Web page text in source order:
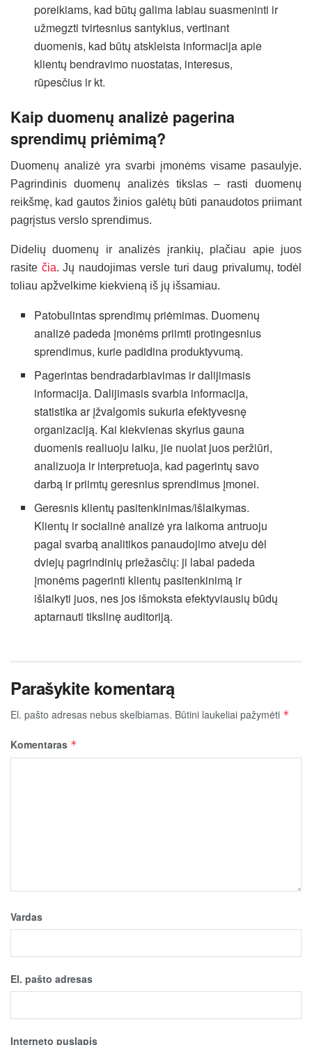
poreikiams, kad būtų galima labiau suasmeninti ir
užmegzti tvirtesnius santykius, vertinant
duomenis, kad būtų atskleista informacija apie
klientų bendravimo nuostatas, interesus,
rūpesčius ir kt.
Kaip duomenų analizė pagerina
sprendimų priėmimą?
Duomenų analizė yra svarbi įmonėms visame pasaulyje.
Pagrindinis duomenų analizės tikslas – rasti duomenų
reikšmę, kad gautos žinios galėtų būti panaudotos priimant
pagrįstus verslo sprendimus.
Didelių duomenų ir analizės įrankių, plačiau apie juos
rasite čia. Jų naudojimas versle turi daug privalumų, todėl
toliau apžvelkime kiekvieną iš jų išsamiau.
Patobulintas sprendimų priėmimas. Duomenų
analizė padeda įmonėms priimti protingesnius
sprendimus, kurie padidina produktyvumą.
Pagerintas bendradarbiavimas ir dalijimasis
informacija. Dalijimasis svarbia informacija,
statistika ar įžvalgomis sukuria efektyvesnę
organizaciją. Kai kiekvienas skyrius gauna
duomenis realiuoju laiku, jie nuolat juos peržiūri,
analizuoja ir interpretuoja, kad pagerintų savo
darbą ir priimtų geresnius sprendimus įmonei.
Geresnis klientų pasitenkinimas/išlaikymas.
Klientų ir socialinė analizė yra laikoma antruoju
pagal svarbą analitikos panaudojimo atveju dėl
dviejų pagrindinių priežasčių: ji labai padeda
įmonėms pagerinti klientų pasitenkinimą ir
išlaikyti juos, nes jos išmoksta efektyviausių būdų
aptarnauti tikslinę auditoriją.
Parašykite komentarą
El. pašto adresas nebus skelbiamas. Būtini laukeliai pažymėti *
Komentaras *
Vardas
El. pašto adresas
Interneto puslapis